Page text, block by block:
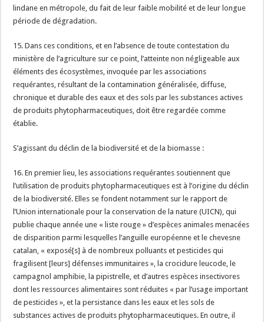
lindane en métropole, du fait de leur faible mobilité et de leur longue
période de dégradation.
15. Dans ces conditions, et en l’absence de toute contestation du
ministère de l’agriculture sur ce point, l’atteinte non négligeable aux
éléments des écosystèmes, invoquée par les associations
requérantes, résultant de la contamination généralisée, diffuse,
chronique et durable des eaux et des sols par les substances actives
de produits phytopharmaceutiques, doit être regardée comme
établie.
S’agissant du déclin de la biodiversité et de la biomasse :
16. En premier lieu, les associations requérantes soutiennent que
l’utilisation de produits phytopharmaceutiques est à l’origine du déclin
de la biodiversité. Elles se fondent notamment sur le rapport de
l’Union internationale pour la conservation de la nature (UICN), qui
publie chaque année une « liste rouge » d’espèces animales menacées
de disparition parmi lesquelles l’anguille européenne et le chevesne
catalan, « exposé[s] à de nombreux polluants et pesticides qui
fragilisent [leurs] défenses immunitaires », la crocidure leucode, le
campagnol amphibie, la pipistrelle, et d’autres espèces insectivores
dont les ressources alimentaires sont réduites « par l’usage important
de pesticides », et la persistance dans les eaux et les sols de
substances actives de produits phytopharmaceutiques. En outre, il